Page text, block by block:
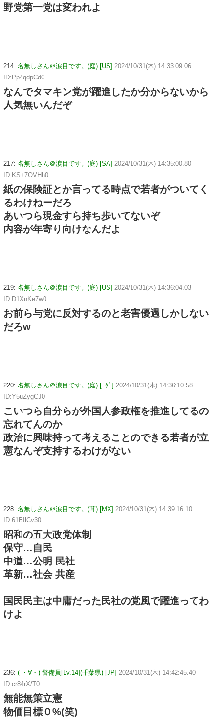
野党第一党は変われよ
214: 名無しさん＠涙目です。(庭) [US] 2024/10/31(木) 14:33:09.06
ID:Pp4qdpCd0
なんでタマキン党が躍進したか分からないから
人気無いんだぞ
217: 名無しさん＠涙目です。(庭) [SA] 2024/10/31(木) 14:35:00.80
ID:KS+7OVHh0
紙の保険証とか言ってる時点で若者がついてく
るわけねーだろ
あいつら現金すら持ち歩いてないぞ
内容が年寄り向けなんだよ
219: 名無しさん＠涙目です。(庭) [US] 2024/10/31(木) 14:36:04.03
ID:D1XnKe7w0
お前ら与党に反対するのと老害優遇しかしない
だろw
220: 名無しさん＠涙目です。(庭) [ﾆﾀﾞ] 2024/10/31(木) 14:36:10.58
ID:Y5uZygCJ0
こいつら自分らが外国人参政権を推進してるの
忘れてんのか
政治に興味持って考えることのできる若者が立
憲なんぞ支持するわけがない
228: 名無しさん＠涙目です。(茸) [MX] 2024/10/31(木) 14:39:16.10
ID:61BIlCv30
昭和の五大政党体制
保守…自民
中道…公明 民社
革新…社会 共産
国民民主は中庸だった民社の党風で躍進ってわ
けよ
236: ( ・∀・) 警備員[Lv.14](千葉県) [JP] 2024/10/31(木) 14:42:45.40
ID:cr84rX/T0
無能無策立憲
物価目標０%(笑)